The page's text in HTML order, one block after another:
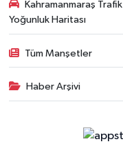
Kahramanmaraş Trafik
Yoğunluk Haritası
Tüm Manşetler
Haber Arşivi